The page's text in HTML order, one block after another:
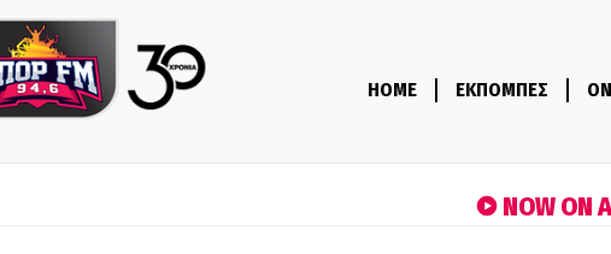
HOME ΕΚΠΟΜΠΕΣ
NOW ON